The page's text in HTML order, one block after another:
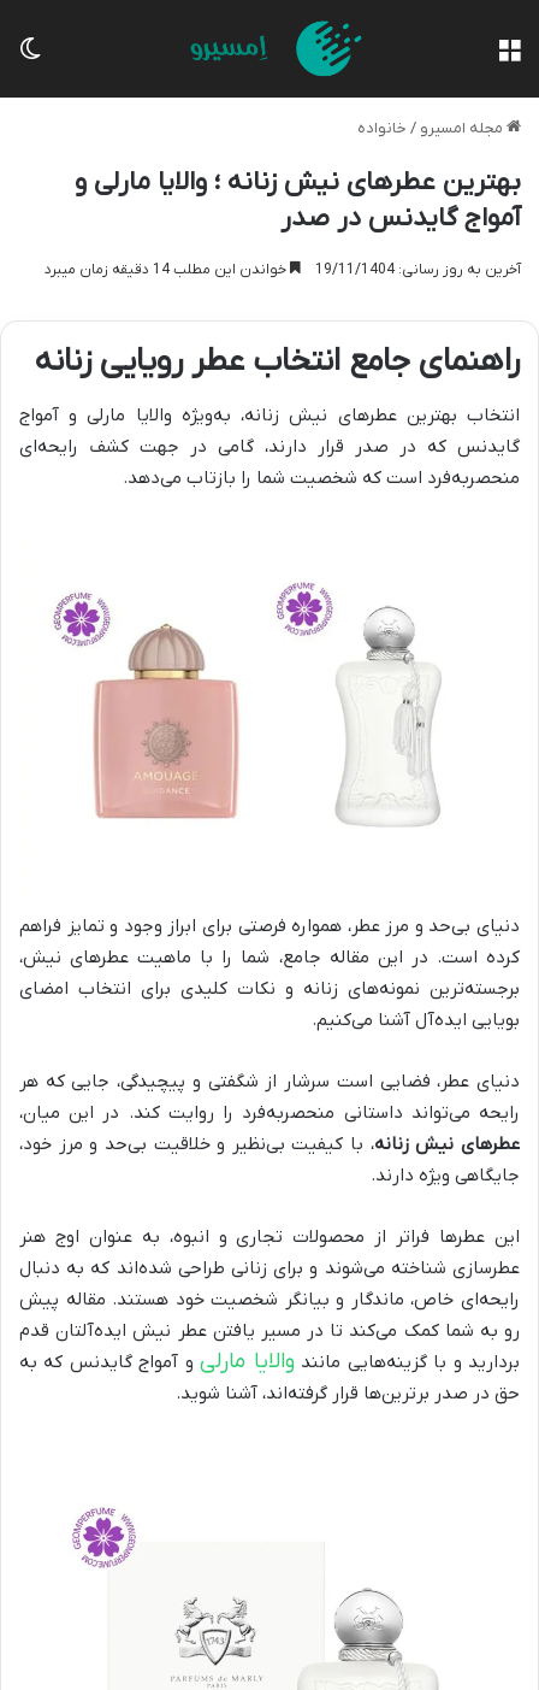
مجله امسیرو / خانواده
بهترین عطرهای نیش زنانه ؛ والایا مارلی و
آمواج گایدنس در صدر
آخرین به روز رسانی: 19/11/1404 خواندن این مطلب 14 دقیقه زمان میبرد
راهنمای جامع انتخاب عطر رویایی زنانه
انتخاب بهترین عطرهای نیش زنانه، به‌ویژه والایا مارلی و آمواج
گایدنس که در صدر قرار دارند، گامی در جهت کشف رایحه‌ای
منحصربه‌فرد است که شخصیت شما را بازتاب می‌دهد.
دنیای بی‌حد و مرز عطر، همواره فرصتی برای ابراز وجود و تمایز فراهم
کرده است. در این مقاله جامع، شما را با ماهیت عطرهای نیش،
برجسته‌ترین نمونه‌های زنانه و نکات کلیدی برای انتخاب امضای
بویایی ایده‌آل آشنا می‌کنیم.
دنیای عطر، فضایی است سرشار از شگفتی و پیچیدگی، جایی که هر
رایحه می‌تواند داستانی منحصر‌به‌فرد را روایت کند. در این میان،
عطرهای نیش زنانه، با کیفیت بی‌نظیر و خلاقیت بی‌حد و مرز خود،
جایگاهی ویژه دارند.
این عطرها فراتر از محصولات تجاری و انبوه، به عنوان اوج هنر
عطرسازی شناخته می‌شوند و برای زنانی طراحی شده‌اند که به دنبال
رایحه‌ای خاص، ماندگار و بیانگر شخصیت خود هستند. مقاله پیش
رو به شما کمک می‌کند تا در مسیر یافتن عطر نیش ایده‌آلتان قدم
بردارید و با گزینه‌هایی مانند والایا مارلیو آمواج گایدنس که به
حق در صدر برترین‌ها قرار گرفته‌اند، آشنا شوید.